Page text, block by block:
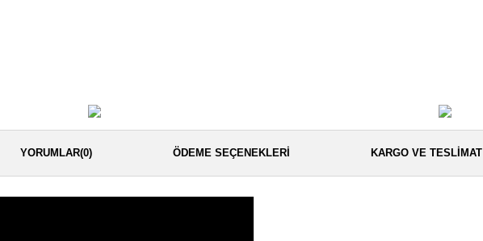
YORUMLAR(0) ÖDEME SEÇENEKLERI KARGO VE TESLIMAT